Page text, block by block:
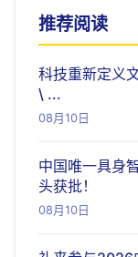
推荐阅读
科技重新定义
\ ...
08月10日
中国唯一具身
头获批！
08月10日